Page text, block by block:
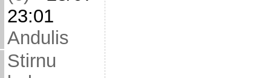
23:01
Andulis
Stirnu